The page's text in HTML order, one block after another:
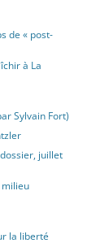
de « post-
à La
Sylvain Fort)
juillet
la liberté